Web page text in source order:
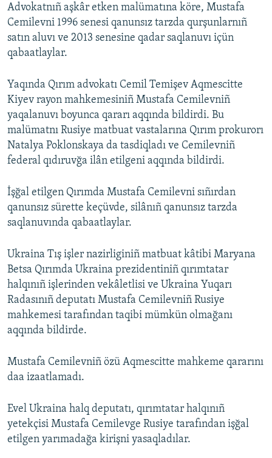
Advokatnıñ aşkâr etken malümatına köre, Mustafa
Cemilevni 1996 senesi qanunsız tarzda qurşunlarnıñ
satın aluvı ve 2013 senesine qadar saqlanuvı içün
qabaatlaylar.
Yaqında Qırım advokatı Cemil Temişev Aqmescitte
Kiyev rayon mahkemesiniñ Mustafa Cemilevniñ
yaqalanuvı boyunca qararı aqqında bildirdi. Bu
malümatnı Rusiye matbuat vastalarına Qırım prokurorı
Natalya Poklonskaya da tasdiqladı ve Cemilevniñ
federal qıdıruvğa ilân etilgeni aqqında bildirdi.
İşğal etilgen Qırımda Mustafa Cemilevni sıñırdan
qanunsız sürette keçüvde, silânıñ qanunsız tarzda
saqlanuvında qabaatlaylar.
Ukraina Tış işler nazirliginiñ matbuat kâtibi Maryana
Betsa Qırımda Ukraina prezidentiniñ qırımtatar
halqınıñ işlerinden vekâletlisi ve Ukraina Yuqarı
Radasınıñ deputatı Mustafa Cemilevniñ Rusiye
mahkemesi tarafından taqibi mümkün olmağanı
aqqında bildirde.
Mustafa Cemilevniñ özü Aqmescitte mahkeme qararını
daa izaatlamadı.
Evel Ukraina halq deputatı, qırımtatar halqınıñ
yetekçisi Mustafa Cemilevge Rusiye tarafından işğal
etilgen yarımadağa kirişni yasaqladılar.